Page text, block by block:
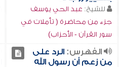
للشيخ: عبد الحي يوسف
جزء من محاضرة ( تأملات في
سور القرآن - الأحزاب)
الفهرس:الرد على
من زعم أن رسول الله